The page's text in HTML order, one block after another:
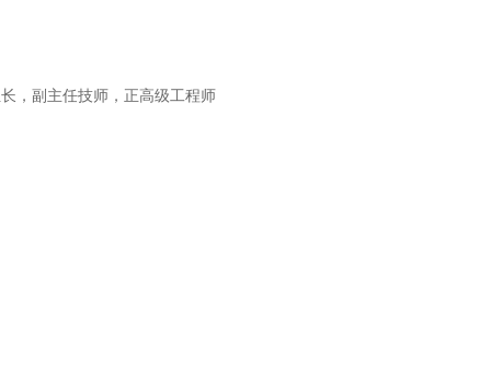
，副主任技师，正高级工程师